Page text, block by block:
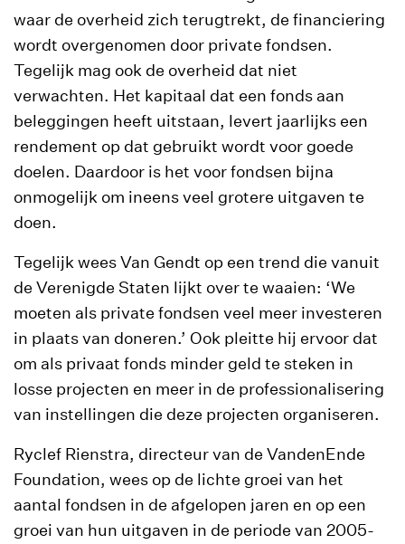
waar de overheid zich terugtrekt, de financiering
wordt overgenomen door private fondsen.
Tegelijk mag ook de overheid dat niet
verwachten. Het kapitaal dat een fonds aan
beleggingen heeft uitstaan, levert jaarlijks een
rendement op dat gebruikt wordt voor goede
doelen. Daardoor is het voor fondsen bijna
onmogelijk om ineens veel grotere uitgaven te
doen.
Tegelijk wees Van Gendt op een trend die vanuit
de Verenigde Staten lijkt over te waaien: ‘We
moeten als private fondsen veel meer investeren
in plaats van doneren.’ Ook pleitte hij ervoor dat
om als privaat fonds minder geld te steken in
losse projecten en meer in de professionalisering
van instellingen die deze projecten organiseren.
Ryclef Rienstra, directeur van de VandenEnde
Foundation, wees op de lichte groei van het
aantal fondsen in de afgelopen jaren en op een
groei van hun uitgaven in de periode van 2005-